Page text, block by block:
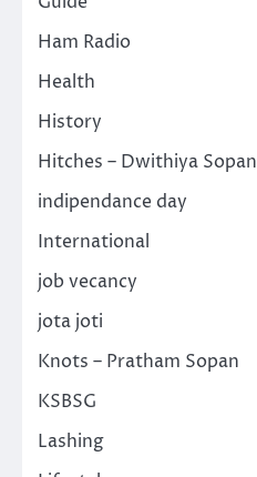
Ham Radio
Health
History
Hitches – Dwithiya Sopan
indipendance day
International
job vecancy
jota joti
Knots – Pratham Sopan
KSBSG
Lashing